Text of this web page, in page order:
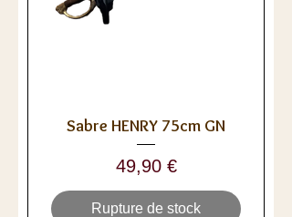
Sabre HENRY 75cm GN
Prix
49,90 €
Rupture de stock